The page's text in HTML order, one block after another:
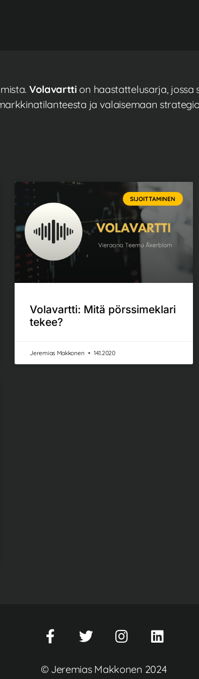
Volavartti on haastattelusarja,
ja valaisemaan
SIJOITTAMINEN
Volavartti: Mitä pörssimeklari
tekee?
Jeremias Makkonen 14.1.2020
© Jeremias Makkonen 2024